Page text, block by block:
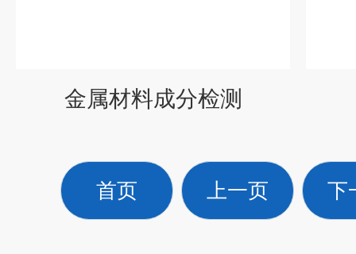
金属材料成分检测
首页 上一页 下